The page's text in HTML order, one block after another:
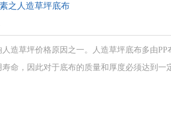
之人造草坪底布
造草坪价格原因之一。人造草坪底布多由
命，因此对于底布的质量和厚度必须达到一